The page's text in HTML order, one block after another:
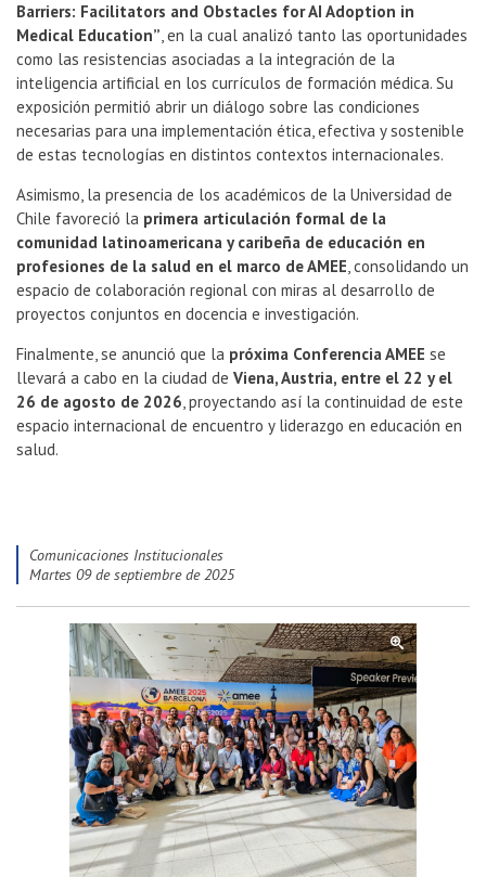
Barriers: Facilitators and Obstacles for AI Adoption in
Medical Education”, en la cual analizó tanto las oportunidades
como las resistencias asociadas a la integración de la
inteligencia artificial en los currículos de formación médica. Su
exposición permitió abrir un diálogo sobre las condiciones
necesarias para una implementación ética, efectiva y sostenible
de estas tecnologías en distintos contextos internacionales.
Asimismo, la presencia de los académicos de la Universidad de
Chile favoreció la primera articulación formal de la
comunidad latinoamericana y caribeña de educación en
profesiones de la salud en el marco de AMEE, consolidando un
espacio de colaboración regional con miras al desarrollo de
proyectos conjuntos en docencia e investigación.
Finalmente, se anunció que la próxima Conferencia AMEE se
llevará a cabo en la ciudad de Viena, Austria, entre el 22 y el
26 de agosto de 2026, proyectando así la continuidad de este
espacio internacional de encuentro y liderazgo en educación en
salud.
Comunicaciones Institucionales
martes 09 de septiembre de 2025